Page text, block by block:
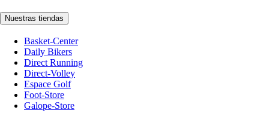
Nuestras tiendas
Basket-Center
Daily Bikers
Direct Running
Direct-Volley
Espace Golf
Foot-Store
Galope-Store